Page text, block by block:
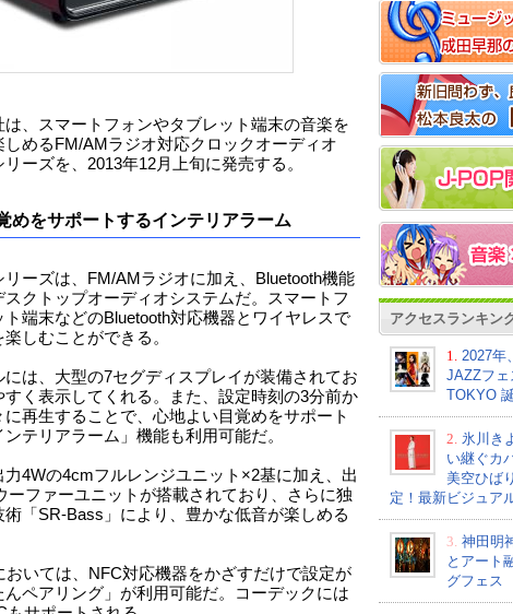
は、スマートフォンやタブレット端末の音楽を
しめるFM/AMラジオ対応クロックオーディオ
リーズを、2013年12月上旬に発売する。
めをサポートするインテリアラーム
リーズは、FM/AMラジオに加え、Bluetooth機能
スクトップオーディオシステムだ。スマートフ
ト端末などのBluetooth対応機器とワイヤレスで
しむことができる。
には、大型の7セグディスプレイが装備されてお
すく表示してくれる。また、設定時刻の3分前か
に再生することで、心地よい目覚めをサポート
テリアラーム」機能も利用可能だ。
4Wの4cmフルレンジユニット×2基に加え、出
ーファーユニットが搭載されており、さらに独
術「SR-Bass」により、豊かな低音が楽しめる
おいては、NFC対応機器をかざすだけで設定が
ペアリング」が利用可能だ。コーデックには
アクセスランキン
1.
2027年
JAZZフ
TOKYO
2. 氷川き
い継ぐカ
美空ひば
定！最新ビジュア
3. 神田明
とアート
グフェス